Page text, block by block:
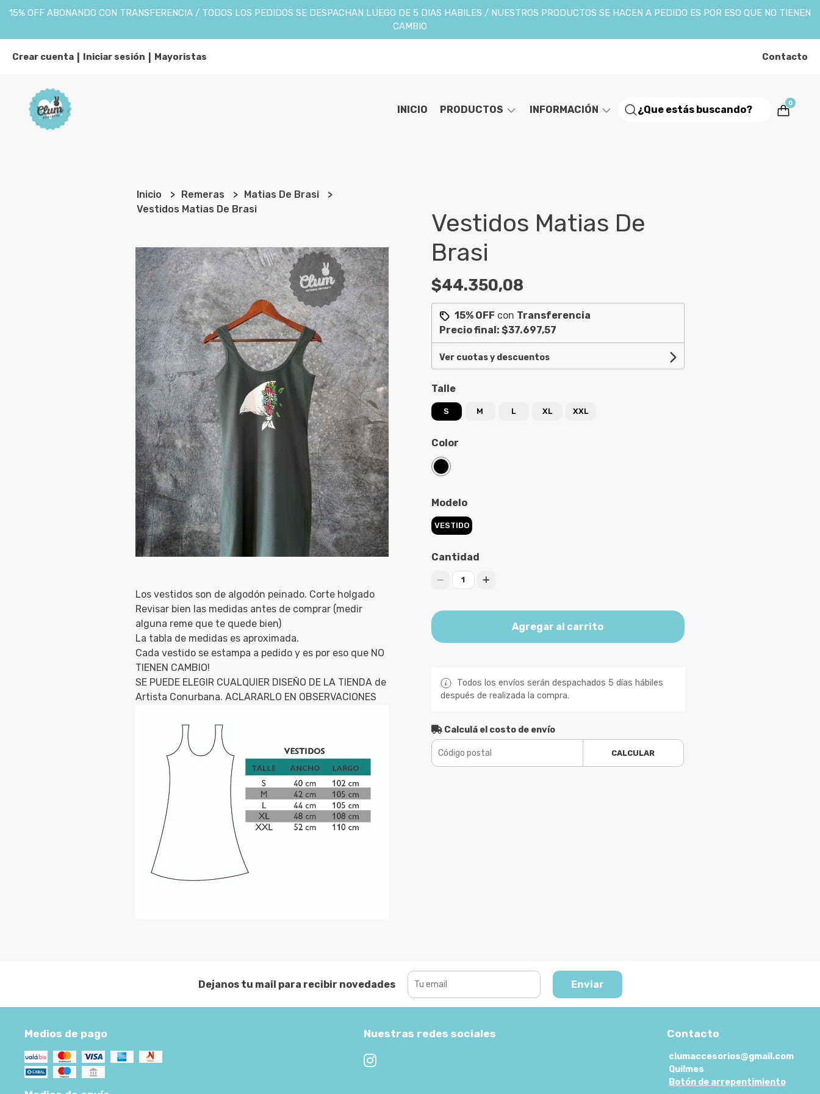
15% OFF ABONANDO CON TRANSFERENCIA / TODOS LOS PEDIDOS SE DESPACHAN LUEGO DE 5 DIAS HABILES / NUESTROS PRODUCTOS SE HACEN A PEDIDO ES POR ESO QUE NO TIENEN
CAMBIO
Crear cuenta Iniciar sesión Mayoristas Contacto
INICIO PRODUCTOS INFORMACIÓN
0
Inicio Remeras
Matias De Brasi
Vestidos Matias De Brasi
Los vestidos son de algodón peinado. Corte holgado
Revisar bien las medidas antes de comprar (medir
alguna reme que te quede bien)
La tabla de medidas es aproximada.
Cada vestido se estampa a pedido y es por eso que NO
TIENEN CAMBIO!
SE PUEDE ELEGIR CUALQUIER DISEÑO DE LA TIENDA de
Artista Conurbana. ACLARARLO EN OBSERVACIONES
Vestidos Matias De
Brasi
$44.350,08
15% OFF con Transferencia
Precio final: $37.697,57
Ver cuotas y descuentos
Talle
S M L XL XXL
Color
Modelo
VESTIDO
Cantidad
1
Agregar al carrito
Todos los envíos serán despachados 5 días hábiles
después de realizada la compra.
Calculá el costo de envío
CALCULAR
Dejanos tu mail para recibir novedades Enviar
Medios de pago Nuestras redes sociales Contacto
clumaccesorios@gmail.com
Quilmes
Botón de arrepentimiento